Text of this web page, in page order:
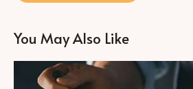
You May Also Like